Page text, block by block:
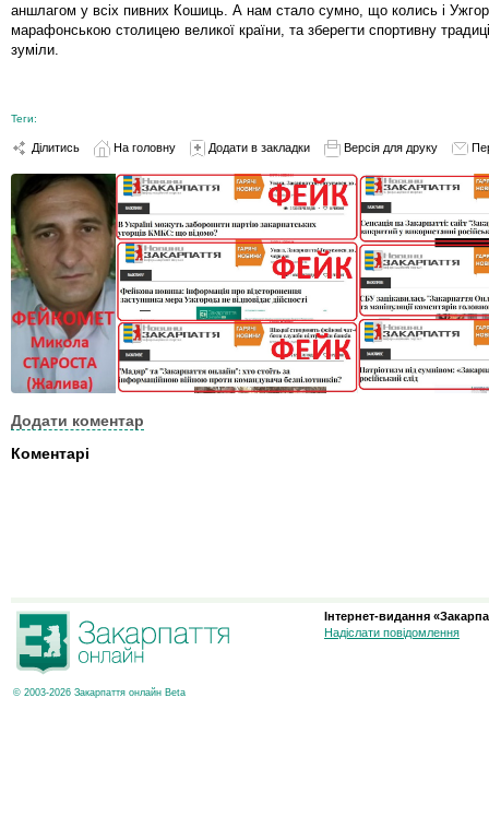
аншлагом у всіх пивних Кошиць. А нам стало сумно, що колись і
марафонською столицею великої країни, та зберегти спортивну
зуміли.
Теги:
Ділитись На головну Додати в закладки Версія для друку
Додати коментар
Коментарі
© 2003-2026 Закарпаття онлайн Beta
Інтернет-видання
Надіслати повідомлення